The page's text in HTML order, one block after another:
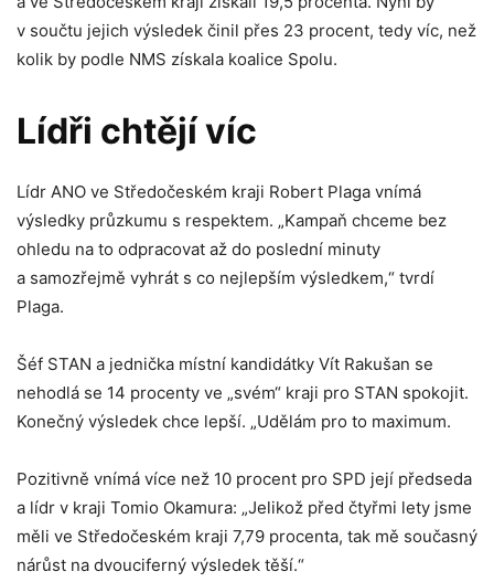
v součtu jejich výsledek činil přes 23 procent, tedy víc, než
kolik by podle NMS získala koalice Spolu.
Lídři chtějí víc
Lídr ANO ve Středočeském kraji Robert Plaga vnímá
výsledky průzkumu s respektem. „Kampaň chceme bez
ohledu na to odpracovat až do poslední minuty
a samozřejmě vyhrát s co nejlepším výsledkem,“ tvrdí
Plaga.
Šéf STAN a jednička místní kandidátky Vít Rakušan se
nehodlá se 14 procenty ve „svém“ kraji pro STAN spokojit.
Konečný výsledek chce lepší. „Udělám pro to maximum.
Pozitivně vnímá více než 10 procent pro SPD její předseda
a lídr v kraji Tomio Okamura: „Jelikož před čtyřmi lety jsme
měli ve Středočeském kraji 7,79 procenta, tak mě současný
nárůst na dvouciferný výsledek těší.“